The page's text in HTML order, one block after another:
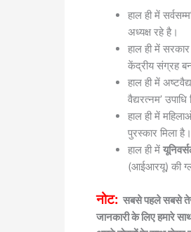
हाल ही में
अध्यक्ष रहे है।
हाल ही में
केंद्रीय संग्रह
हाल ही में
वैद्यरत्नम’
हाल ही में
पुरस्कार मिला
हाल ही में
(आईआरयू) की
नोट: सबसे पहले सबसे
जानकारी के लिए हमारे